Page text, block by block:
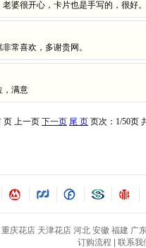
重庆花店 天津花店 河北 安徽 福建 广
订购流程
联系我